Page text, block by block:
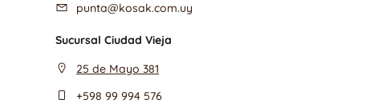
punta@kosak.com.uy
Sucursal Ciudad Vieja
25 de Mayo 381
+598 99 994 576